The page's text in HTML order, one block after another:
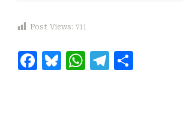
Post Views: 711
Fa Bl W Te